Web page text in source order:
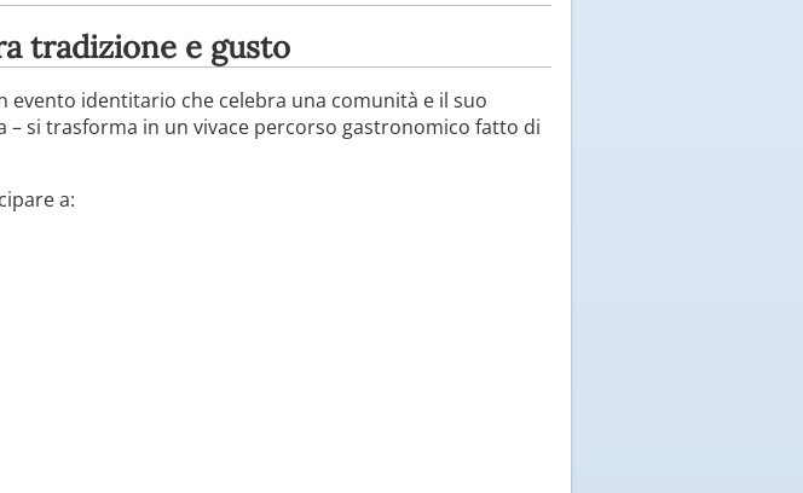
tradizione e gusto
evento identitario che celebra una comunità e il suo
si trasforma in un vivace percorso gastronomico fatto di
a: